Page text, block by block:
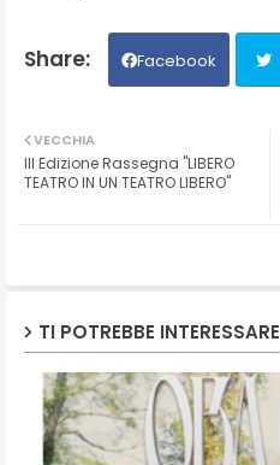
Facebook
VECCHIA
III Edizione Rassegna "LIBERO
TEATRO IN UN TEATRO LIBERO"
TI POTREBBE INTERESSARE